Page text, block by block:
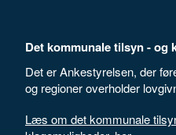
Det kommunale tilsyn - og
Det er Ankestyrelsen, der
og regioner overholder
Læs om det kommunale